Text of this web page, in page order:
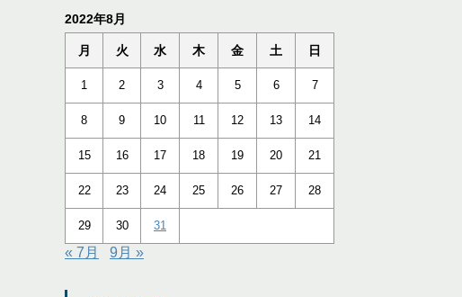
2022年8月
月 火 水 木 金 土 日
1 2 3 4 5 6 7
8 9 10 11 12 13 14
15 16 17 18 19 20 21
22 23 24 25 26 27 28
29 30 31
« 7月 9月 »